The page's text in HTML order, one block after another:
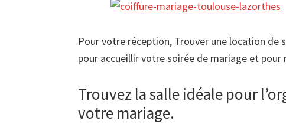
Pour votre réception, Trouver une location de
pour accueillir votre soirée de mariage et pour
Trouvez la salle idéale pour
votre mariage.